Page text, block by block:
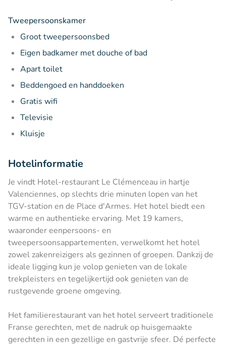
Tweepersoonskamer
Groot tweepersoonsbed
Eigen badkamer met douche of bad
Apart toilet
Beddengoed en handdoeken
Gratis wifi
Televisie
Kluisje
Hotelinformatie
Je vindt Hotel-restaurant Le Clémenceau in hartje
Valenciennes, op slechts drie minuten lopen van het
TGV-station en de Place d'Armes. Het hotel biedt een
warme en authentieke ervaring. Met 19 kamers,
waaronder eenpersoons- en
tweepersoonsappartementen, verwelkomt het hotel
zowel zakenreizigers als gezinnen of groepen. Dankzij de
ideale ligging kun je volop genieten van de lokale
trekpleisters en tegelijkertijd ook genieten van de
rustgevende groene omgeving.
Het familierestaurant van het hotel serveert traditionele
Franse gerechten, met de nadruk op huisgemaakte
gerechten in een gezellige en gastvrije sfeer. Dé perfecte